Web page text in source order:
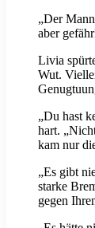
„Der
aber
Livia
Wut.
„Du hast
hart.
kam nur
„Es gibt
starke
gegen